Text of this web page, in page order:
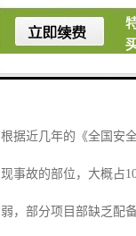
将平层时给出语音和图
门 8、 超重报警 9、
根据近几年的《全国安
现事故的部位，大概占
弱，部分项目部缺乏配